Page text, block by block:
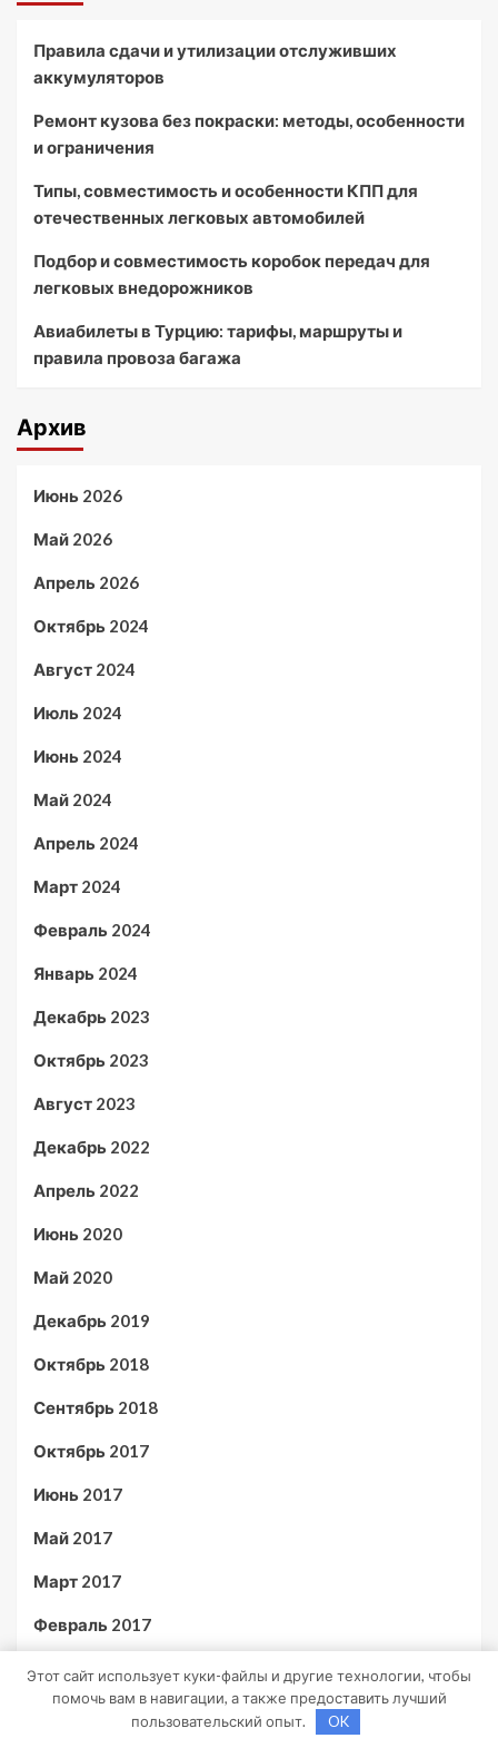
Правила сдачи и утилизации отслуживших
аккумуляторов
Ремонт кузова без покраски: методы, особенности
и ограничения
Типы, совместимость и особенности КПП для
отечественных легковых автомобилей
Подбор и совместимость коробок передач для
легковых внедорожников
Авиабилеты в Турцию: тарифы, маршруты и
правила провоза багажа
Архив
Июнь 2026
Май 2026
Апрель 2026
Октябрь 2024
Август 2024
Июль 2024
Июнь 2024
Май 2024
Апрель 2024
Март 2024
Февраль 2024
Январь 2024
Декабрь 2023
Октябрь 2023
Август 2023
Декабрь 2022
Апрель 2022
Июнь 2020
Май 2020
Декабрь 2019
Октябрь 2018
Сентябрь 2018
Октябрь 2017
Июнь 2017
Май 2017
Март 2017
Февраль 2017
Июль 2012
Этот сайт использует куки-файлы и другие технологии, чтобы
помочь вам в навигации, а также предоставить лучший
пользовательский опыт.
OK